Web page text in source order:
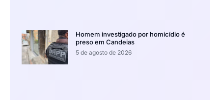
Homem investigado por homicídio é
preso em Candeias
5 de agosto de 2026